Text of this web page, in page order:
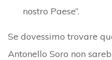
nostro Paese”.
Se dovessimo trovare
Antonello Soro non